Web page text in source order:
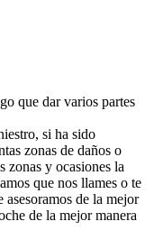
que dar varios partes
si ha sido
zonas de daños o
zonas y ocasiones la
que nos llames o te
asesoramos de la mejor
de la mejor manera